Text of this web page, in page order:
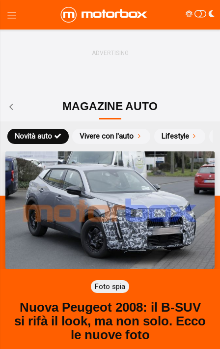
MAGAZINE AUTO
Novità auto Vivere con l'auto Lifestyle
Foto spia
Nuova Peugeot 2008: il B-SUV
si rifà il look, ma non solo. Ecco
le nuove foto